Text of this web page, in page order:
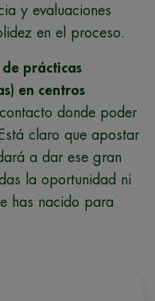
y evaluaciones
en el proceso.
prácticas
en centros
donde poder
claro que apostar
a dar ese gran
la oportunidad ni
has nacido para